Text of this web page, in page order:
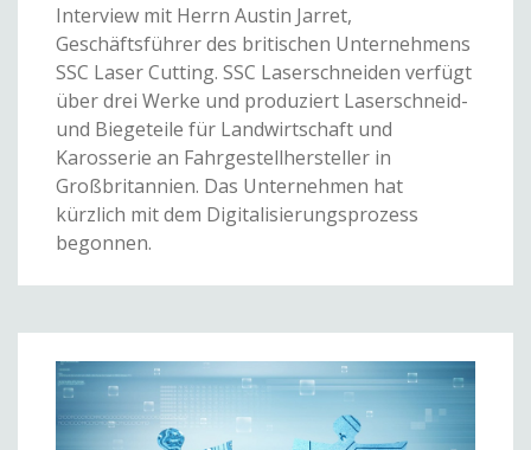
Interview mit Herrn Austin Jarret,
Geschäftsführer des britischen Unternehmens
SSC Laser Cutting. SSC Laserschneiden verfügt
über drei Werke und produziert Laserschneid-
und Biegeteile für Landwirtschaft und
Karosserie an Fahrgestellhersteller in
Großbritannien. Das Unternehmen hat
kürzlich mit dem Digitalisierungsprozess
begonnen.